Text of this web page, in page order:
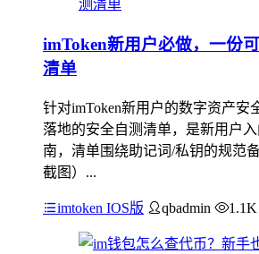
imToken新用户必做，一份
清单
针对imToken新用户的数字资产安
落地的安全自测清单，是新用户
南，清单围绕助记词/私钥的规范
截图）...
imtoken IOS版 qbadmin 1.1K